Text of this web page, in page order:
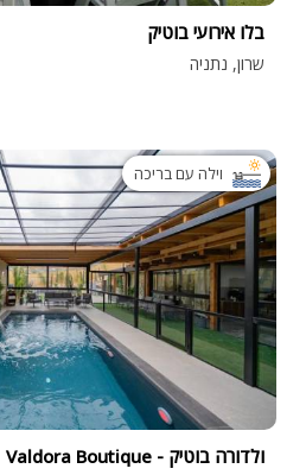
בלו אירועי בוטיק
שרון, נתניה
וילה עם בריכה
ולדורה בוטיק - Valdora Boutique